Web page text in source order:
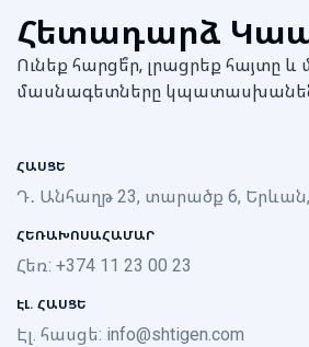
Հետադարձ
Ունեք հարցե՞ր, լրացրեք հայտը և
մասնագետները կպատասխանեն
ՀԱՍՑԵ
Դ․ Անհաղթ 23, տարածք 6,
ՀԵՌԱԽՈՍԱՀԱՄԱՐ
Հեռ: +374 11 23 00 23
ԷԼ. ՀԱՍՑԵ
Էլ. հասցե: info@shtigen.com